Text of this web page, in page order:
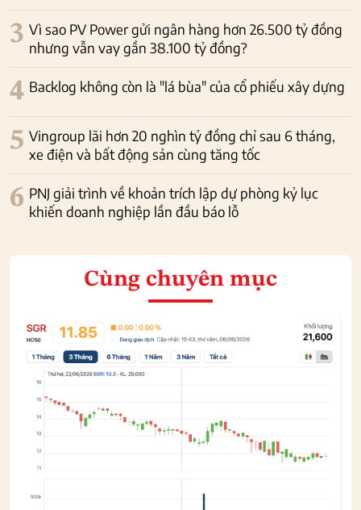
3 Vì sao PV Power gửi ngân hàng hơn 26.500 tỷ đồng
nhưng vẫn vay gần 38.100 tỷ đồng?
4 Backlog không còn là "lá bùa" của cổ phiếu xây dựng
5 Vingroup lãi hơn 20 nghìn tỷ đồng chỉ sau 6 tháng,
xe điện và bất động sản cùng tăng tốc
6 PNJ giải trình về khoản trích lập dự phòng kỷ lục
khiến doanh nghiệp lần đầu báo lỗ
Cùng chuyên mục